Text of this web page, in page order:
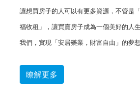
讓想買房子的人可以有更多資源，不管是
福收租」，讓買賣房子成為一個美好的人
我們，實現「安居樂業，財富自由」的夢想
瞭解更多